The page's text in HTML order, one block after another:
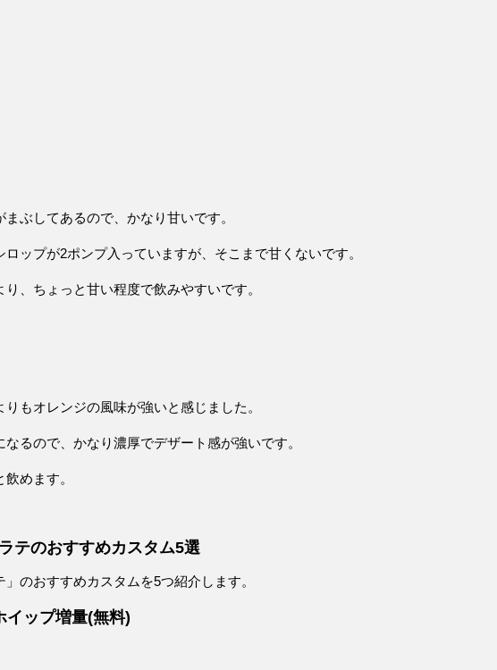
ぶしてあるので、かなり甘いです。
ップが2ポンプ入っていますが、そこまで甘くないです。
、ちょっと甘い程度で飲みやすいです。
りもオレンジの風味が強いと感じました。
るので、かなり濃厚でデザート感が強いです。
めます。
テのおすすめカスタム5選
のおすすめカスタムを5つ紹介します。
イップ増量(無料)